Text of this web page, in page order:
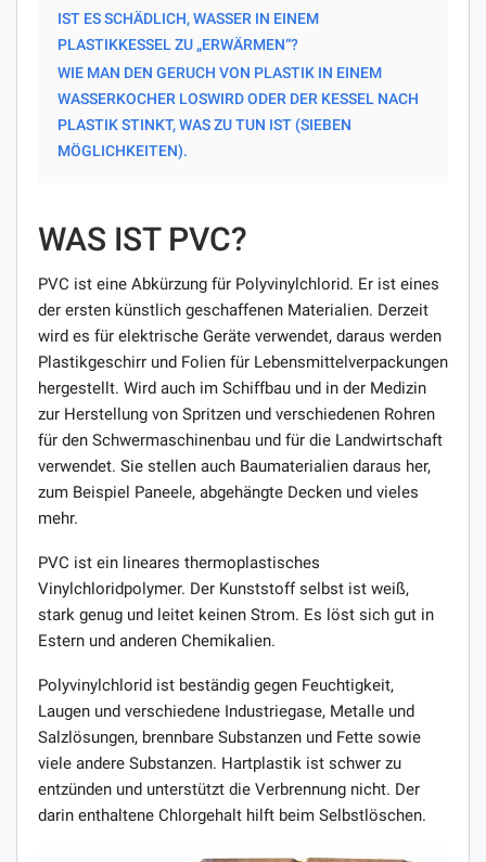
IST ES SCHÄDLICH, WASSER IN EINEM
PLASTIKKESSEL ZU „ERWÄRMEN“?
WIE MAN DEN GERUCH VON PLASTIK IN EINEM
WASSERKOCHER LOSWIRD ODER DER KESSEL NACH
PLASTIK STINKT, WAS ZU TUN IST (SIEBEN
MÖGLICHKEITEN).
WAS IST PVC?
PVC ist eine Abkürzung für Polyvinylchlorid. Er ist eines
der ersten künstlich geschaffenen Materialien. Derzeit
wird es für elektrische Geräte verwendet, daraus werden
Plastikgeschirr und Folien für Lebensmittelverpackungen
hergestellt. Wird auch im Schiffbau und in der Medizin
zur Herstellung von Spritzen und verschiedenen Rohren
für den Schwermaschinenbau und für die Landwirtschaft
verwendet. Sie stellen auch Baumaterialien daraus her,
zum Beispiel Paneele, abgehängte Decken und vieles
mehr.
PVC ist ein lineares thermoplastisches
Vinylchloridpolymer. Der Kunststoff selbst ist weiß,
stark genug und leitet keinen Strom. Es löst sich gut in
Estern und anderen Chemikalien.
Polyvinylchlorid ist beständig gegen Feuchtigkeit,
Laugen und verschiedene Industriegase, Metalle und
Salzlösungen, brennbare Substanzen und Fette sowie
viele andere Substanzen. Hartplastik ist schwer zu
entzünden und unterstützt die Verbrennung nicht. Der
darin enthaltene Chlorgehalt hilft beim Selbstlöschen.